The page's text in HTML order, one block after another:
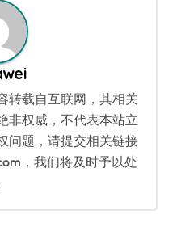
转载自互联网，其相关
非权威，不代表本站立
问题，请提交相关链接
，我们将及时予以处